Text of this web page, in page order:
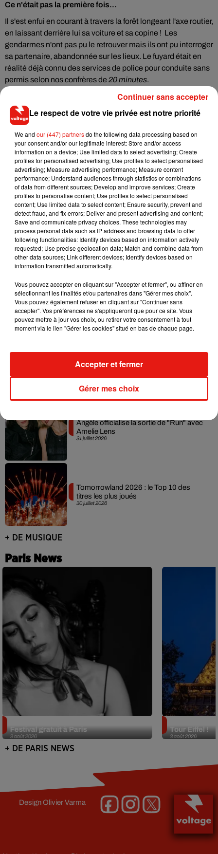
Ce n'était pas la première fois...
Il s'est enfui en courant à travers la forêt longeant l'axe routier,
en laissant derrière lui sa voiture et sa copine ! Les
gendarmes n'ont pas pu le retrouver mais ils ont pu interroger
sa partenaire, abandonnée sur les lieux. Le fuyard était en
réalité déjà connu des services de police pour conduite sans
permis selon nos confrères de 20 minutes.
Musique
6 août 2026
Il y a 10 ans, DJ Snake changeait de
dimension avec son premier...
3 août 2026
Fred again.. et Latin Mafia dévoilent enfin
leur mixtape créée en...
31 juillet 2026
Swedish House Mafia et Lykke Li
dévoilent « Happiness Is So Sad »
historique à Ibiza
31 juillet 2026
Angèle officialise la sortie de "Run" avec
Amelie Lens
30 juillet 2026
Tomorrowland 2026 : le Top 10 des
titres les plus joués
+ DE MUSIQUE
Paris News
3 août 2026
Festival gratuit à Paris
3 août 2026
Tour Eiffel !
+ DE PARIS NEWS
DesignOlivier Varma
Le respect de votre vie privée est notre priorité
We and our (447) partnersdo the following data processing based on
your consent and/or our legitimate interest: Store and/or access
information on a device; Use limited data to select advertising; Create
profiles for personalised advertising; Use profiles to select personalised
advertising; Measure advertising performance; Measure content
performance; Understand audiences through statistics or combinations
of data from different sources; Develop and improve services; Create
profiles to personalise content; Use profiles to select personalised
content; Use limited data to select content; Ensure security, prevent and
detect fraud, and fix errors; Deliver and present advertising and content;
Save and communicate privacy choices. These technologies may
process personal data such as IP address and browsing data to offer
following functionalities: Identify devices based on information actively
requested; Use precise geolocation data; Match and combine data from
other data sources; Link different devices; Identify devices based on
information transmitted automatically.
Vous pouvez accepter en cliquant sur "Accepter et fermer", ou affiner en
sélectionnant les finalités et/ou partenaires dans "Gérer mes choix".
Vous pouvez également refuser en cliquant sur "Continuer sans
accepter". Vos préférences ne s'appliqueront que pour ce site. Vous
pouvez mettre à jour vos choix, ou retirer votre consentement à tout
moment via le lien "Gérer les cookies" situé en bas de chaque page.
Gérer mes choix
Accepter et fermer
Continuer sans accepter